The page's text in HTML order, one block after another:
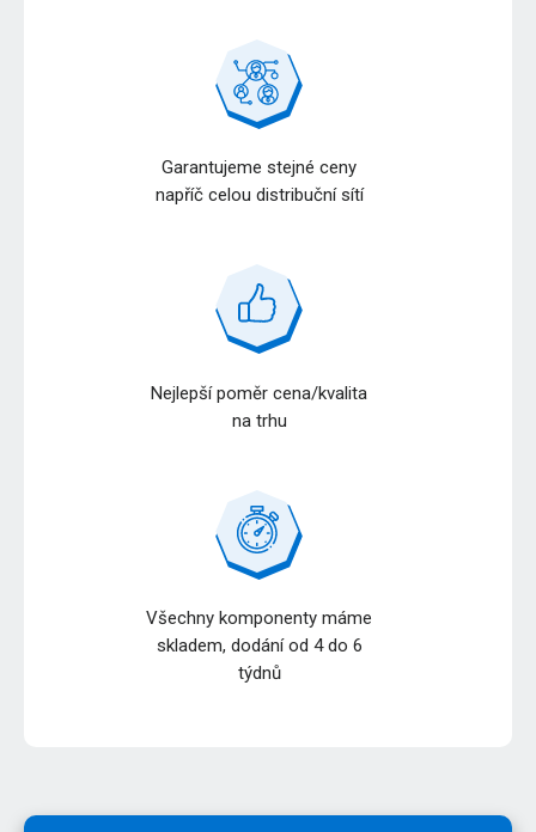
Garantujeme stejné ceny
napříč celou distribuční sítí
Nejlepší poměr cena/kvalita
na trhu
Všechny komponenty máme
skladem, dodání od 4 do 6
týdnů